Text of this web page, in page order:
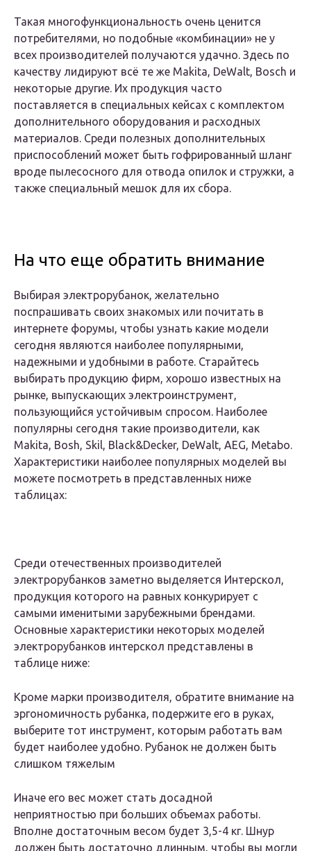
Такая многофункциональность очень ценится
потребителями, но подобные «комбинации» не у
всех производителей получаются удачно. Здесь по
качеству лидируют всё те же Makita, DeWalt, Bosch и
некоторые другие. Их продукция часто
поставляется в специальных кейсах с комплектом
дополнительного оборудования и расходных
материалов. Среди полезных дополнительных
приспособлений может быть гофрированный шланг
вроде пылесосного для отвода опилок и стружки, а
также специальный мешок для их сбора.
На что еще обратить внимание
Выбирая электрорубанок, желательно
поспрашивать своих знакомых или почитать в
интернете форумы, чтобы узнать какие модели
сегодня являются наиболее популярными,
надежными и удобными в работе. Старайтесь
выбирать продукцию фирм, хорошо известных на
рынке, выпускающих электроинструмент,
пользующийся устойчивым спросом. Наиболее
популярны сегодня такие производители, как
Makita, Bosh, Skil, Black&Decker, DeWalt, AEG, Metabo.
Характеристики наиболее популярных моделей вы
можете посмотреть в представленных ниже
таблицах:
Среди отечественных производителей
электрорубанков заметно выделяется Интерскол,
продукция которого на равных конкурирует с
самыми именитыми зарубежными брендами.
Основные характеристики некоторых моделей
электрорубанков интерскол представлены в
таблице ниже:
Кроме марки производителя, обратите внимание на
эргономичность рубанка, подержите его в руках,
выберите тот инструмент, которым работать вам
будет наиболее удобно. Рубанок не должен быть
слишком тяжелым
Иначе его вес может стать досадной
неприятностью при больших объемах работы.
Вполне достаточным весом будет 3,5-4 кг. Шнур
должен быть достаточно длинным, чтобы вы могли